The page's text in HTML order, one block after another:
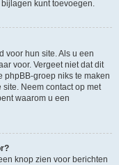
kunt toevoegen.
voor hun site. Als u een
voor. Vergeet niet dat dit
phpBB-groep niks te maken
Neem contact op met
waarom u een
knop zien voor berichten